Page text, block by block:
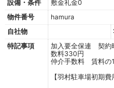
設備・条件
敷金礼金0
物件番号
hamura
自社物
特記事項
加入要全保連 契
数料330円
仲介手数料 賃料の
【羽村駐車場初期費